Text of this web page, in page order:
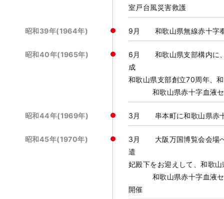
室戸台風災害救護
昭和39年(1964年) 9月 和歌山県無線赤十字
昭和40年(1965年)
6月 和歌山県支部構内に、
成 11月 名誉
和歌山県支部創立70周年、
和歌山県赤十字血液セン
昭和44年(1969年) 3月 串本町に和歌山県赤十
昭和45年(1970年)
3月 大阪万国博覧会会場
遣 12月
妃殿下をお迎えして、和歌
和歌山県赤十字血液セン
開催